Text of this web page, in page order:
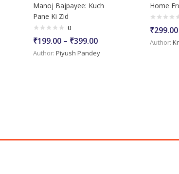
Manoj Bajpayee: Kuch
Pane Ki Zid
0
₹199.00 – ₹399.00Price
range:
₹199.00
Author: Piyush Pandey
Home
₹299.00
Author: